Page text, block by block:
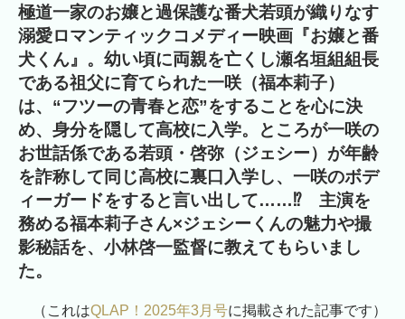
極道一家のお嬢と過保護な番犬若頭が織りなす
溺愛ロマンティックコメディー映画『お嬢と番
犬くん』。幼い頃に両親を亡くし瀬名垣組組長
である祖父に育てられた一咲（福本莉子）
は、“フツーの青春と恋”をすることを心に決
め、身分を隠して高校に入学。ところが一咲の
お世話係である若頭・啓弥（ジェシー）が年齢
を詐称して同じ高校に裏口入学し、一咲のボデ
ィーガードをすると言い出して……⁉ 主演を
務める福本莉子さん×ジェシーくんの魅力や撮
影秘話を、小林啓一監督に教えてもらいまし
た。
（これはQLAP！2025年3月号に掲載された記事です）